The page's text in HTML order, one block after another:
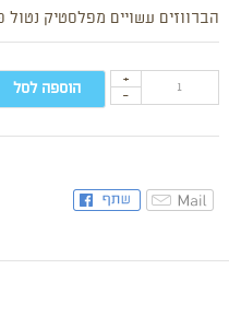
הברווזים עשויים מפלסטיק
-
+ הוספה לסל